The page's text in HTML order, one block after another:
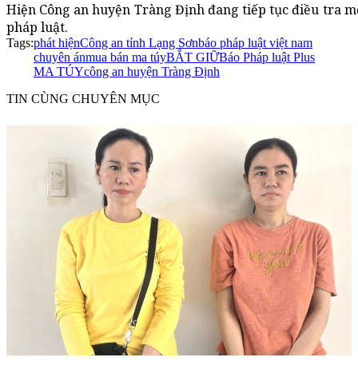
Hiện Công an huyện Tràng Định đang tiếp tục điều tra
pháp luật.
Tags:phát hiệnCông an tỉnh Lạng Sơnbáo pháp luật việt nam
chuyên ánmua bán ma túyBẮT GIỮBáo Pháp luật Plus
MA TÚYcông an huyện Tràng Định
TIN CÙNG CHUYÊN MỤC